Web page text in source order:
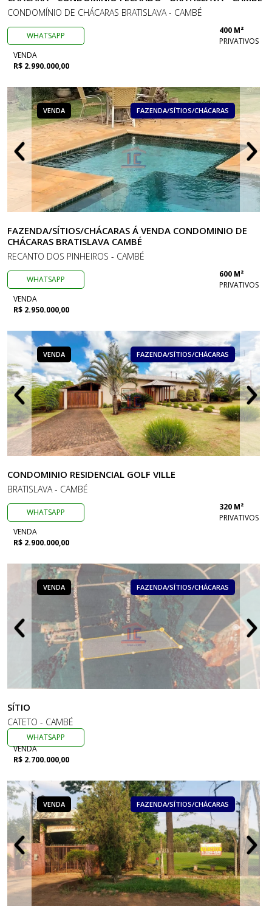
CONDOMÍNIO DE CHÁCARAS BRATISLAVA - CAMBÉ
WHATSAPP
400 M²
PRIVATIVOS
VENDA
R$ 2.990.000,00
VENDA FAZENDA/SÍTIOS/CHÁCARAS
FAZENDA/SÍTIOS/CHÁCARAS Á VENDA CONDOMINIO DE
CHÁCARAS BRATISLAVA CAMBÉ
RECANTO DOS PINHEIROS - CAMBÉ
WHATSAPP
600 M²
PRIVATIVOS
VENDA
R$ 2.950.000,00
VENDA FAZENDA/SÍTIOS/CHÁCARAS
CONDOMINIO RESIDENCIAL GOLF VILLE
BRATISLAVA - CAMBÉ
WHATSAPP
320 M²
PRIVATIVOS
VENDA
R$ 2.900.000,00
VENDA FAZENDA/SÍTIOS/CHÁCARAS
SÍTIO
CATETO - CAMBÉ
WHATSAPP
VENDA
R$ 2.700.000,00
VENDA FAZENDA/SÍTIOS/CHÁCARAS